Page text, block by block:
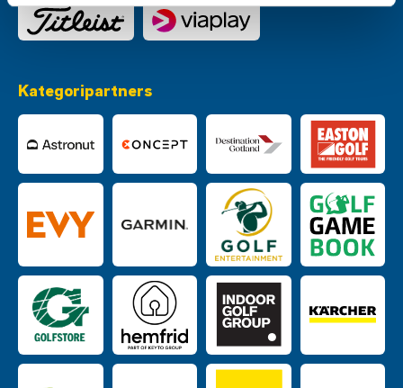
Kategoripartners